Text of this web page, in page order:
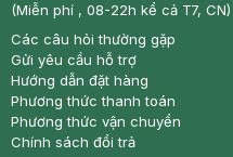
(Miễn phí , 08-22h kể cả T7, CN)
Các câu hỏi thường gặp
Gửi yêu cầu hỗ trợ
Hướng dẫn đặt hàng
Phương thức thanh toán
Phương thức vận chuyển
Chính sách đổi trả